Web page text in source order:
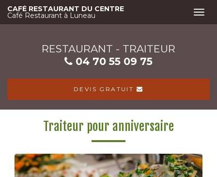
Aller
au
contenu
CAFÉ RESTAURANT DU CENTRE
Café Restaurant à Luneau
RESTAURANT - TRAITEUR
04 70 55 09 75
DEVIS GRATUIT
Traiteur pour anniversaire